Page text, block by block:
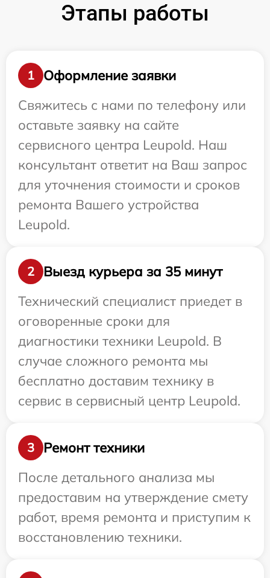
Этапы работы
1
Оформление заявки
Свяжитесь с нами по телефону или
оставьте заявку на сайте
сервисного центра Leupold. Наш
консультант ответит на Ваш запрос
для уточнения стоимости и сроков
ремонта Вашего устройства
Leupold.
2
Выезд курьера за 35 минут
Технический специалист приедет в
оговоренные сроки для
диагностики техники Leupold. В
случае сложного ремонта мы
бесплатно доставим технику в
сервис в сервисный центр Leupold.
3
Ремонт техники
После детального анализа мы
предоставим на утверждение смету
работ, время ремонта и приступим к
восстановлению техники.